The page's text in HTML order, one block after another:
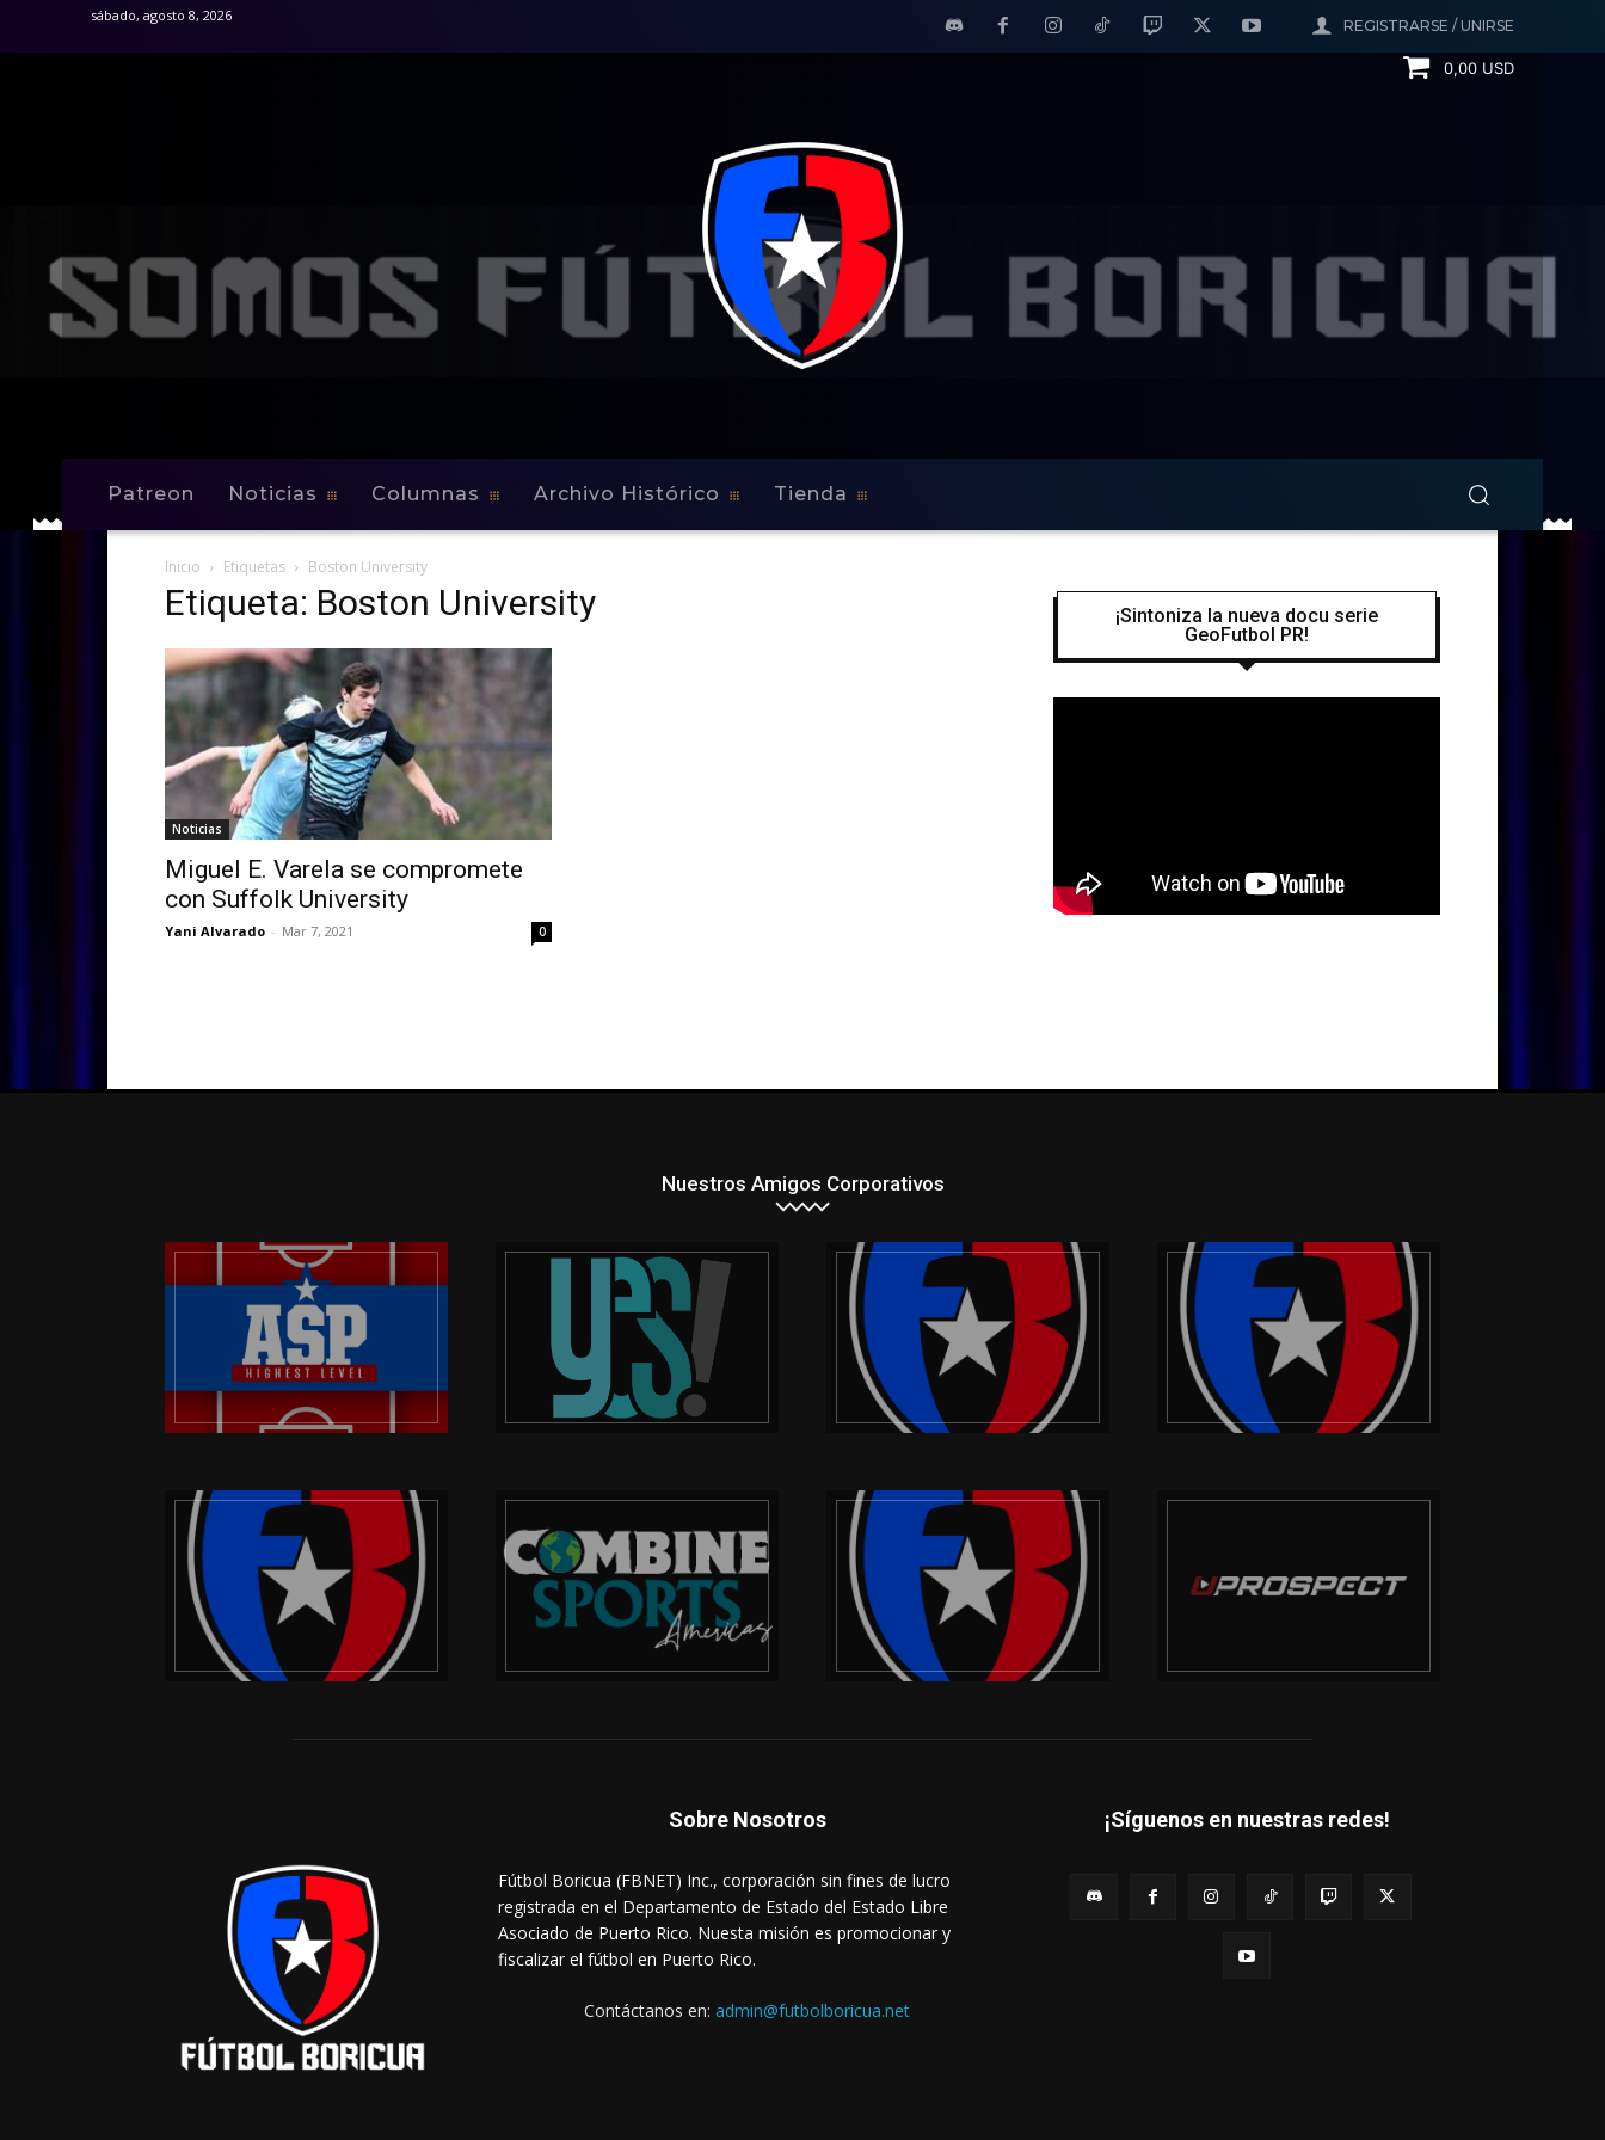
REGISTRARSE / UNIRSE
sábado, agosto 8, 2026
0,00 USD
Patreon Noticias Columnas Archivo Histórico Tienda
Inicio Etiquetas Boston University
Etiqueta: Boston University
Noticias
Miguel E. Varela se compromete
con Suffolk University
Yani Alvarado - Mar 7, 2021 0
¡Sintoniza la nueva docu serie
GeoFutbol PR!
Nuestros Amigos Corporativos
Sobre Nosotros
Fútbol Boricua (FBNET) Inc., corporación sin fines de lucro
registrada en el Departamento de Estado del Estado Libre
Asociado de Puerto Rico. Nuesta misión es promocionar y
fiscalizar el fútbol en Puerto Rico.
Contáctanos en: admin@futbolboricua.net
¡Síguenos en nuestras redes!